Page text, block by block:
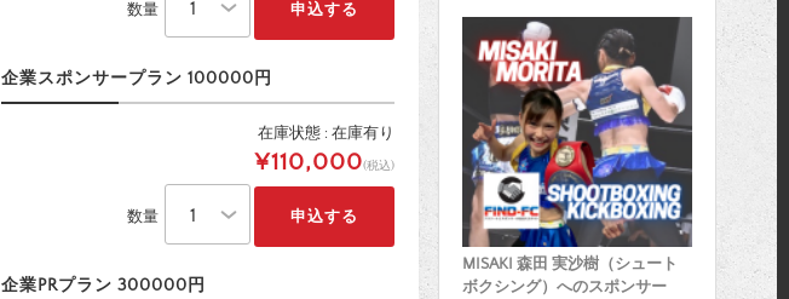
数量
企業スポンサープラン 100000円
在庫状態 : 在庫有り
¥110,000(税込)
数量
企業PRプラン 300000円
MISAKI 森田 実沙樹（シュート
ボクシング）へのスポンサー